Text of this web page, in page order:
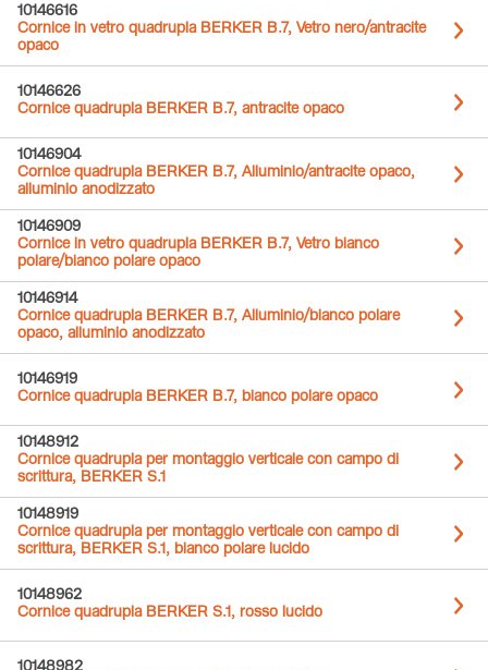
10146616
Cornice in vetro quadrupla BERKER B.7, Vetro nero/antracite
opaco
10146626
Cornice quadrupla BERKER B.7, antracite opaco
10146904
Cornice quadrupla BERKER B.7, Alluminio/antracite opaco,
alluminio anodizzato
10146909
Cornice in vetro quadrupla BERKER B.7, Vetro bianco
polare/bianco polare opaco
10146914
Cornice quadrupla BERKER B.7, Alluminio/bianco polare
opaco, alluminio anodizzato
10146919
Cornice quadrupla BERKER B.7, bianco polare opaco
10148912
Cornice quadrupla per montaggio verticale con campo di
scrittura, BERKER S.1
10148919
Cornice quadrupla per montaggio verticale con campo di
scrittura, BERKER S.1, bianco polare lucido
10148962
Cornice quadrupla BERKER S.1, rosso lucido